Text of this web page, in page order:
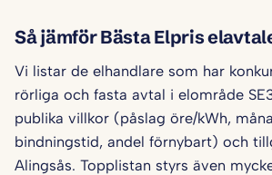
Så jämför Bästa Elpris
Vi listar de elhandlare som har
rörliga och fasta avtal i elområde
publika villkor (påslag öre/kWh,
bindningstid, andel förnybart) och
Alingsås. Topplistan styrs även